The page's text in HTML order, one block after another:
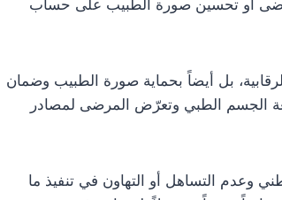
أو تحسين صورة الطبيب على حساب
بل أيضاً بحماية صورة الطبيب وضمان
الجسم الطبي وتعرّض المرضى لمصادر
وعدم التساهل أو التهاون في تنفيذ ما